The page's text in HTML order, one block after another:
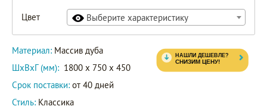
Цвет Выберите характеристику
Материал: Массив дуба
ШxВxГ (мм): 1800 x 750 x 450
Срок поставки: от 40 дней
Стиль: Классика